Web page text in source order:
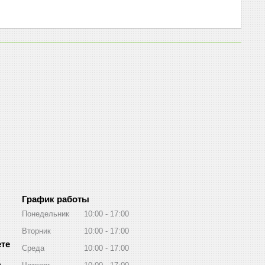
График работы
Понедельник 10:00
17:00
Вторник
10:00
17:00
Среда
10:00
17:00